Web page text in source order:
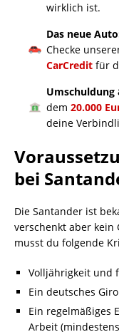
wirklich ist.
Das neue
Checke
CarCredit für
Umschuldung
dem 20.000
deine
bei
Die Santander ist
verschenkt aber kein
musst du folgende
Volljährigkeit und
Ein deutsches
Ein regelmäßiges
Arbeit